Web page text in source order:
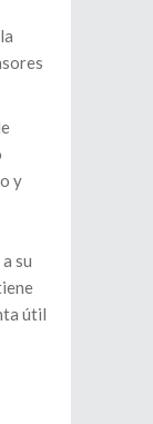
y
su
útil